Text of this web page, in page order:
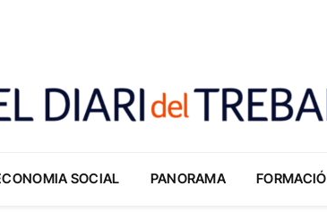
SOCIAL PANORAMA FORMACIÓ